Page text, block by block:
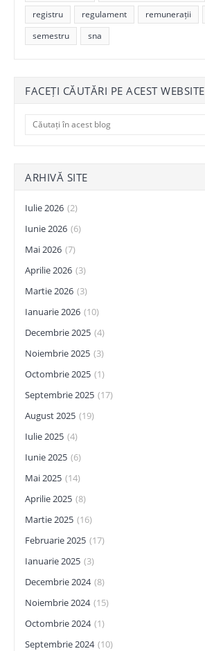
registru
regulament remunerații
semestru
sna
FACEȚI CĂUTĂRI PE ACEST WEBSITE
ARHIVĂ SITE
Iulie 2026 (2)
Iunie 2026 (6)
Mai 2026 (7)
Aprilie 2026 (3)
Martie 2026 (3)
Ianuarie 2026 (10)
Decembrie 2025 (4)
Noiembrie 2025 (3)
Octombrie 2025 (1)
Septembrie 2025 (17)
August 2025 (19)
Iulie 2025 (4)
Iunie 2025 (6)
Mai 2025 (14)
Aprilie 2025 (8)
Martie 2025 (16)
Februarie 2025 (17)
Ianuarie 2025 (3)
Decembrie 2024 (8)
Noiembrie 2024 (15)
Octombrie 2024 (1)
Septembrie 2024 (10)